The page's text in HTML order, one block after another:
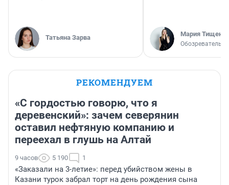
Татьяна Зарва Мария Тищенко
Обозреватель
РЕКОМЕНДУЕМ
«С гордостью говорю, что я
деревенский»: зачем северянин
оставил нефтяную компанию и
переехал в глушь на Алтай
9 часов 5 190 1
«Заказали на 3-летие»: перед убийством жены в
Казани турок забрал торт на день рождения сына